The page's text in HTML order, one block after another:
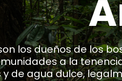
los dueños de los
a la
de agua dulce,